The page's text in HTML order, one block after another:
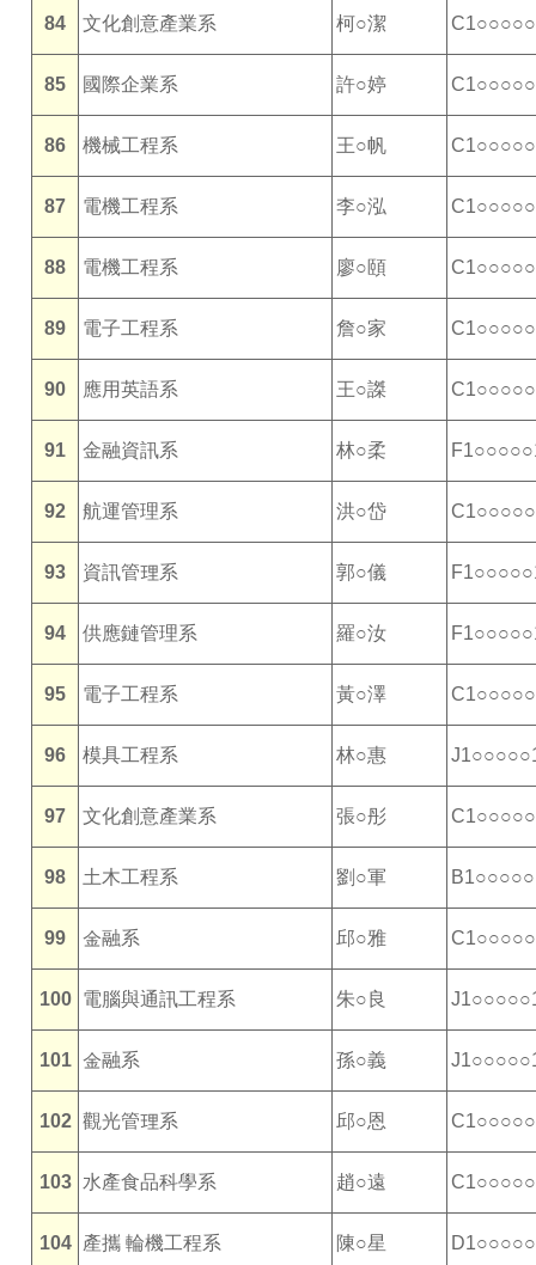
84 文化創意產業系 柯○潔
85 國際企業系 許○婷
86 機械工程系 王○帆
87 電機工程系 李○泓
88 電機工程系 廖○頤
89 電子工程系 詹○家
90 應用英語系 王○謋
91 金融資訊系 林○柔
92 航運管理系 洪○岱
93 資訊管理系 郭○儀
94 供應鏈管理系 羅○汝
95 電子工程系 黃○澤
96 模具工程系 林○惠
97 文化創意產業系 張○彤
98 土木工程系 劉○軍
99 金融系 邱○雅
100 電腦與通訊工程系 朱○良
101 金融系 孫○義
102 觀光管理系 邱○恩
103 水產食品科學系 趙○遠
104 產攜 輪機工程系 陳○星